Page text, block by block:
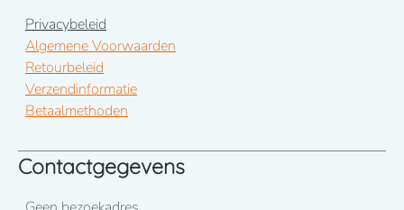
Privacybeleid
Algemene Voorwaarden
Retourbeleid
Verzendinformatie
Betaalmethoden
Contactgegevens